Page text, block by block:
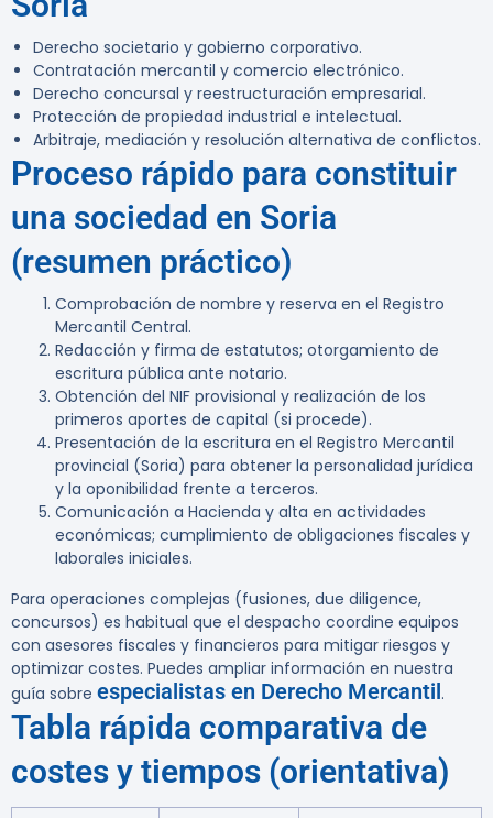
Derecho societario y gobierno corporativo.
Contratación mercantil y comercio electrónico.
Derecho concursal y reestructuración empresarial.
Protección de propiedad industrial e intelectual.
Arbitraje, mediación y resolución alternativa de conflictos.
Proceso rápido para constituir
una sociedad en Soria
(resumen práctico)
Comprobación de nombre y reserva en el Registro
Mercantil Central.
Redacción y firma de estatutos; otorgamiento de
escritura pública ante notario.
Obtención del NIF provisional y realización de los
primeros aportes de capital (si procede).
Presentación de la escritura en el Registro Mercantil
provincial (Soria) para obtener la personalidad jurídica
y la oponibilidad frente a terceros.
Comunicación a Hacienda y alta en actividades
económicas; cumplimiento de obligaciones fiscales y
laborales iniciales.
Para operaciones complejas (fusiones, due diligence,
concursos) es habitual que el despacho coordine equipos
con asesores fiscales y financieros para mitigar riesgos y
optimizar costes. Puedes ampliar información en nuestra
guía sobre especialistas en Derecho Mercantil.
Tabla rápida comparativa de
costes y tiempos (orientativa)